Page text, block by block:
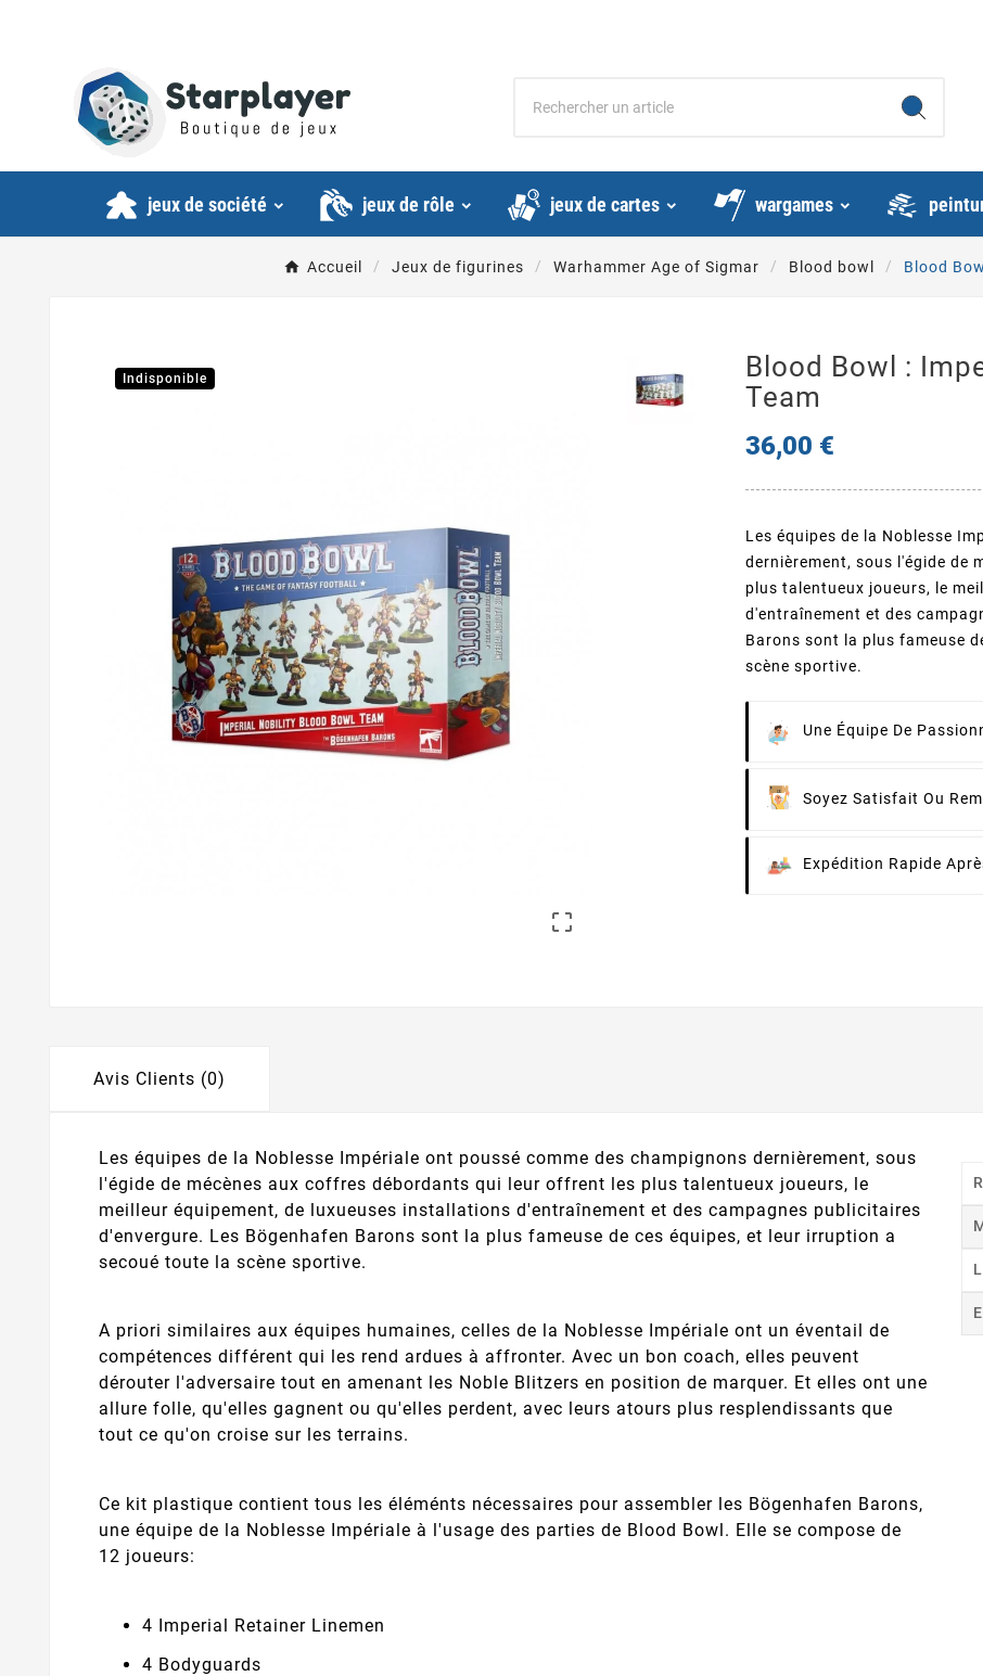
jeux de société jeux de rôle jeux de cartes wargames
Accueil Jeux de figurines Warhammer Age of Sigmar Blood bowl Blood
Indisponible

Blood Bowl :
Team
36,00 €
Les équipes de la Noblesse
dernièrement, sous l'égide de
plus talentueux joueurs, le
d'entraînement et des
Barons sont la plus fameuse
scène sportive.
Une Équipe De
Soyez Satisfait Ou
Expédition Rapide
Avis Clients (0)
Les équipes de la Noblesse Impériale ont poussé comme des champignons dernièrement, sous
l'égide de mécènes aux coffres débordants qui leur offrent les plus talentueux joueurs, le
meilleur équipement, de luxueuses installations d'entraînement et des campagnes publicitaires
d'envergure. Les Bögenhafen Barons sont la plus fameuse de ces équipes, et leur irruption a
secoué toute la scène sportive.
A priori similaires aux équipes humaines, celles de la Noblesse Impériale ont un éventail de
compétences différent qui les rend ardues à affronter. Avec un bon coach, elles peuvent
dérouter l'adversaire tout en amenant les Noble Blitzers en position de marquer. Et elles ont une
allure folle, qu'elles gagnent ou qu'elles perdent, avec leurs atours plus resplendissants que
tout ce qu'on croise sur les terrains.
Ce kit plastique contient tous les éléménts nécessaires pour assembler les Bögenhafen Barons,
une équipe de la Noblesse Impériale à l'usage des parties de Blood Bowl. Elle se compose de
12 joueurs:
4 Imperial Retainer Linemen
4 Bodyguards